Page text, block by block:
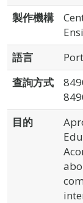
製作機構
語言
查詢方式
目的